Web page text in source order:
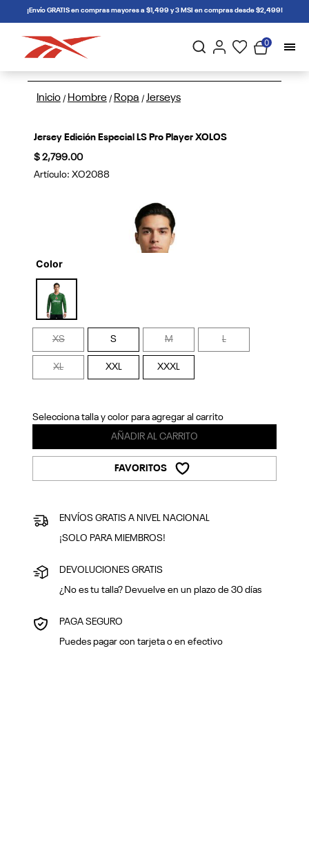
connectif¡Envío GRATIS en compras mayores a $1,499 y 3 MSI en compras desde $2,499!
0
Inicio / Hombre / Ropa / Jerseys
Jersey Edición Especial LS Pro Player XOLOS
$ 2,799.00
Artículo:XO2088
Previous
Color
selected
XS S M L
XL XXL XXXL
Selecciona talla y color para agregar al carrito
AÑADIR AL CARRITO
FAVORITOS
ENVÍOS GRATIS A NIVEL NACIONAL
¡SOLO PARA MIEMBROS!
DEVOLUCIONES GRATIS
¿No es tu talla? Devuelve en un plazo de 30 días
PAGA SEGURO
Puedes pagar con tarjeta o en efectivo